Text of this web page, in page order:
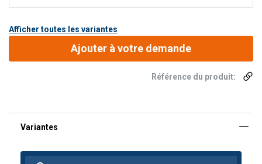
Afficher toutes les variantes
Ajouter à votre demande
Référence du produit: